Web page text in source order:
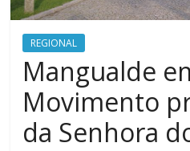
REGIONAL
Mangualde
Movimento
da Senhora